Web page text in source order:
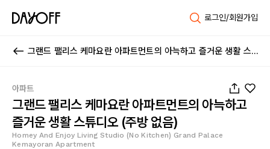
로그인/회원가입
그랜드 팰리스 케마요란 아파트먼트의 아늑하고 즐거운 생활 스튜디오 (주방 없음)
아파트
그랜드 팰리스 케마요란 아파트먼트의 아늑하고
즐거운 생활 스튜디오 (주방 없음)
Homey And Enjoy Living Studio (No Kitchen) Grand Palace
Kemayoran Apartment